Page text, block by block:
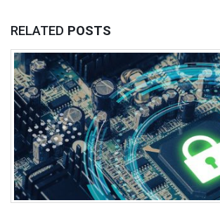
RELATED POSTS